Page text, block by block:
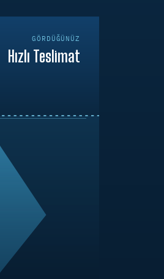
GÖRDÜĞÜNÜZ
Hızlı Teslimat